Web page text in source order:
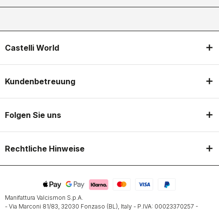
Castelli World
Kundenbetreuung
Folgen Sie uns
Rechtliche Hinweise
Manifattura Valcismon S.p.A.
- Via Marconi 81/83, 32030 Fonzaso (BL), Italy - P.IVA: 00023370257 -